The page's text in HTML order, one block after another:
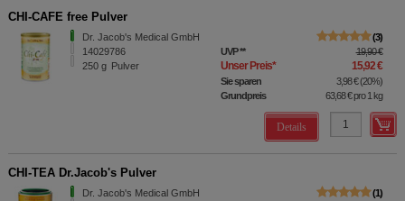
CHI-CAFE free Pulver
Dr. Jacob's Medical GmbH
14029786
250 g Pulver
3
UVP** 19,90 €
Unser Preis* 15,92 €
Sie sparen 3,98 €(20%)
Grundpreis
63,68 €pro 1 kg
Details
CHI-TEA Dr.Jacob's Pulver
Dr. Jacob's Medical GmbH
1